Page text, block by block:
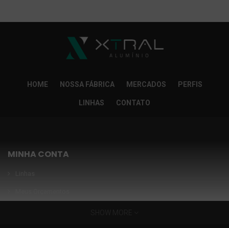
HOME NOSSA FÁBRICA MERCADOS PERFIS
LINHAS CONTATO
MINHA CONTA